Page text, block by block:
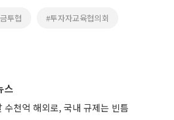
투협 #투자자교육협의회
스
수천억 해외로, 국내 규제는 빈틈